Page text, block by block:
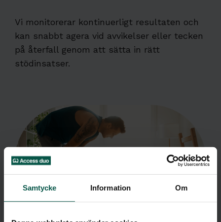
Samtycke Information Om
Vi monitorerar kontinuerligt resultaten och
kan snabbt agera vid avvikelser eller tecken
på återfall genom att sätta in rätt
stödinsatser.